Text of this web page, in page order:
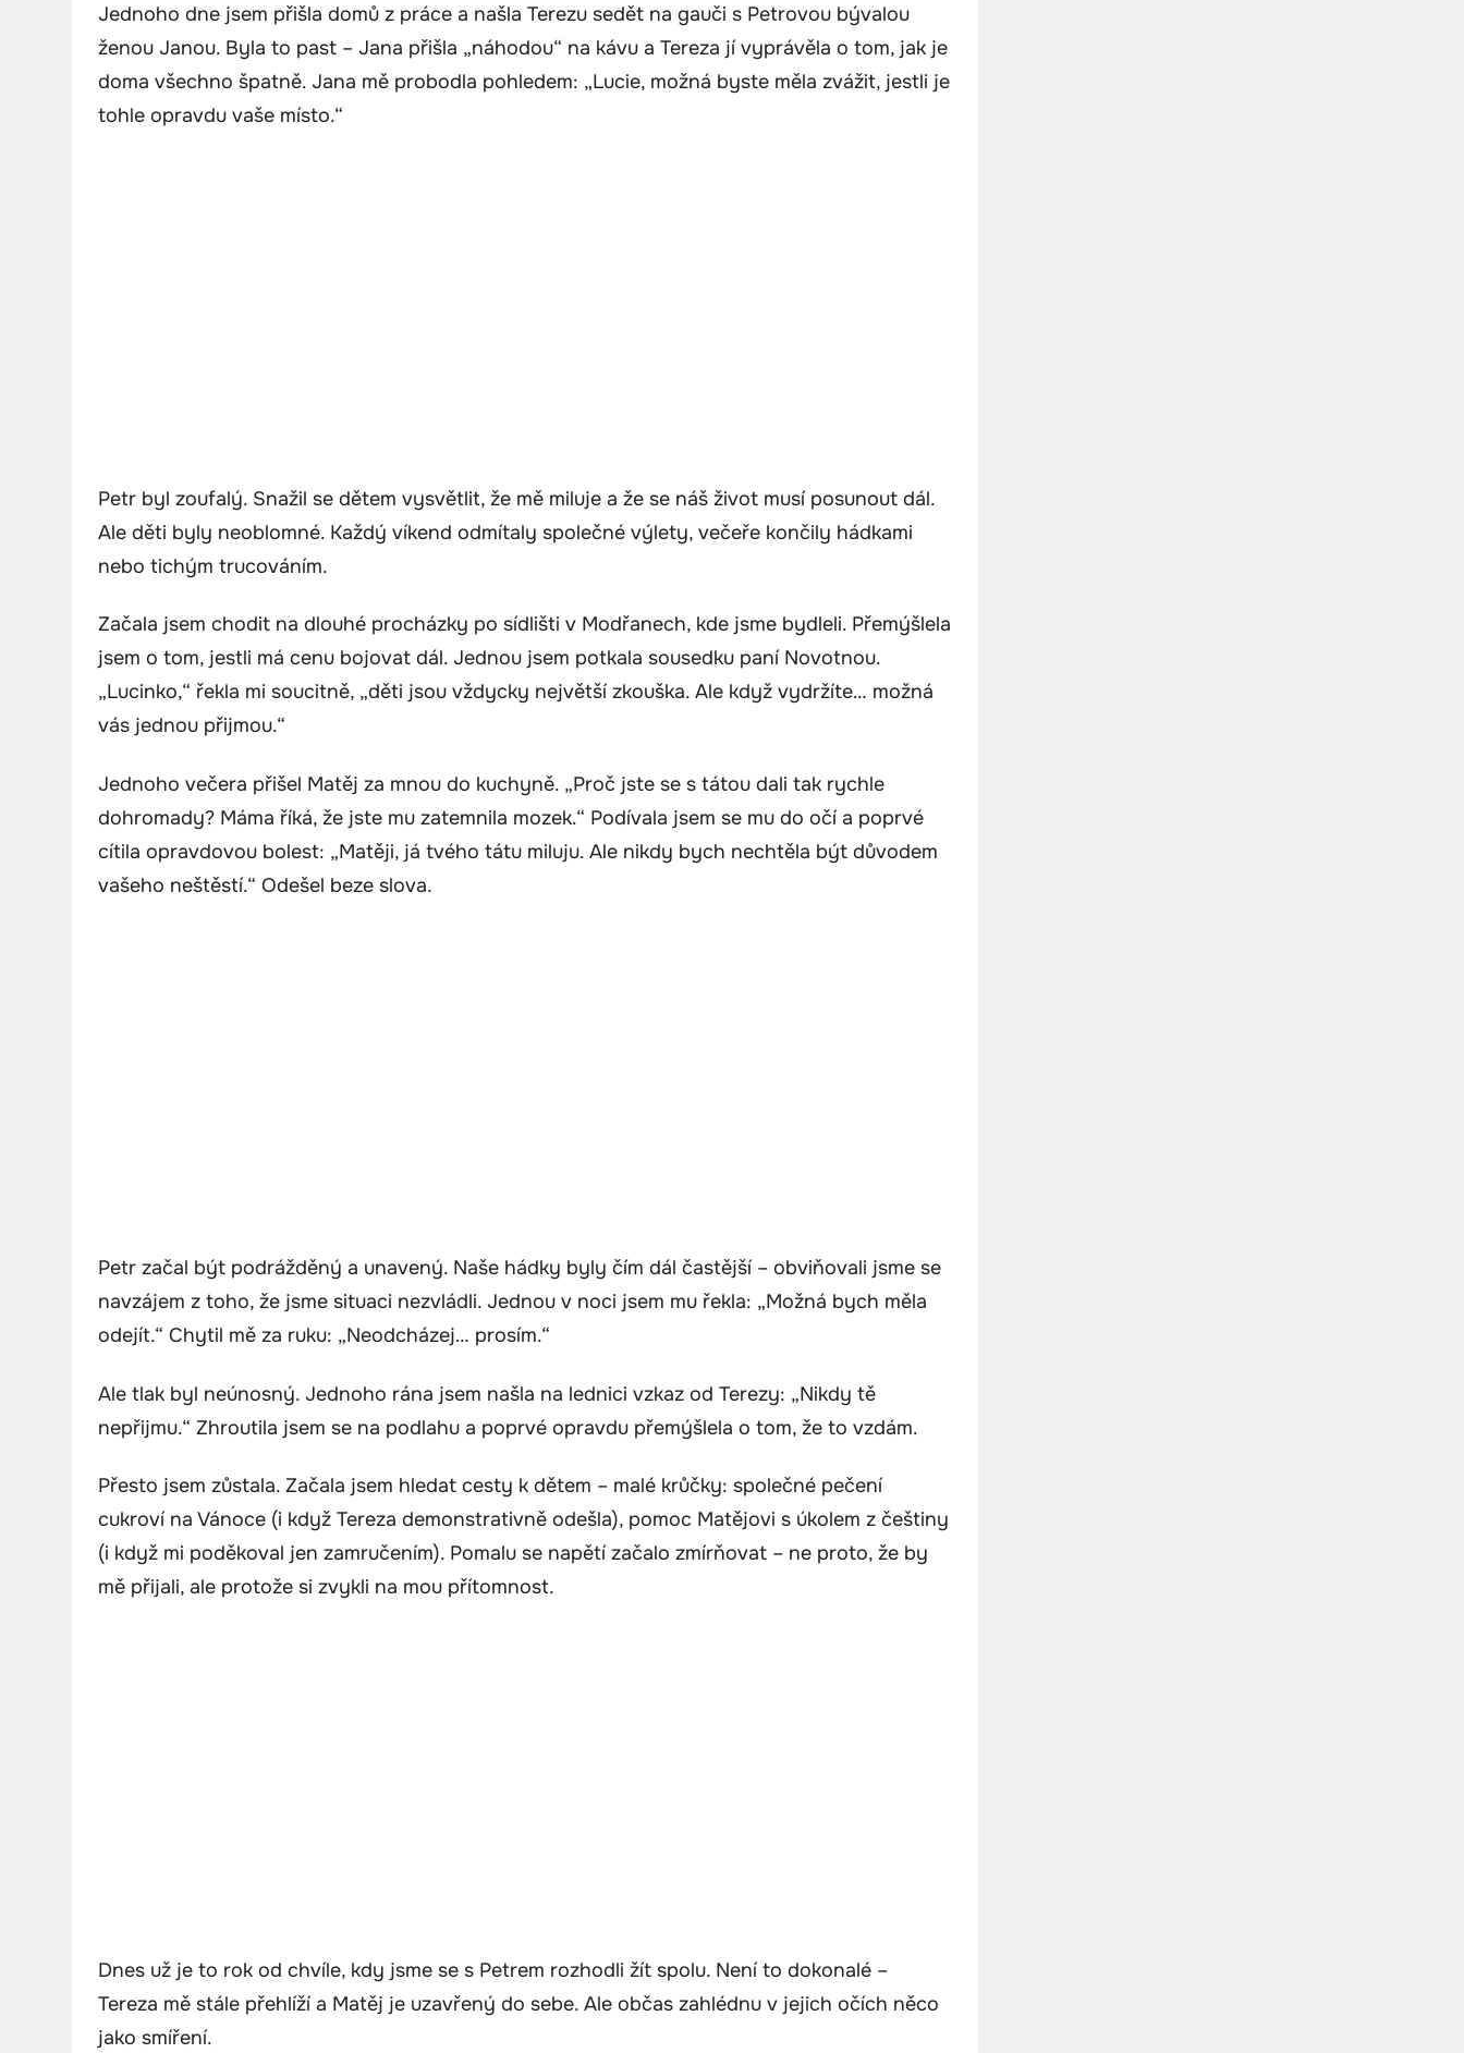
Jednoho dne jsem přišla domů z práce a našla Terezu sedět na gauči s Petrovou bývalou
ženou Janou. Byla to past – Jana přišla „náhodou“ na kávu a Tereza jí vyprávěla o tom, jak je
doma všechno špatně. Jana mě probodla pohledem: „Lucie, možná byste měla zvážit, jestli je
tohle opravdu vaše místo.“
Petr byl zoufalý. Snažil se dětem vysvětlit, že mě miluje a že se náš život musí posunout dál.
Ale děti byly neoblomné. Každý víkend odmítaly společné výlety, večeře končily hádkami
nebo tichým trucováním.
Začala jsem chodit na dlouhé procházky po sídlišti v Modřanech, kde jsme bydleli. Přemýšlela
jsem o tom, jestli má cenu bojovat dál. Jednou jsem potkala sousedku paní Novotnou.
„Lucinko,“ řekla mi soucitně, „děti jsou vždycky největší zkouška. Ale když vydržíte… možná
vás jednou přijmou.“
Jednoho večera přišel Matěj za mnou do kuchyně. „Proč jste se s tátou dali tak rychle
dohromady? Máma říká, že jste mu zatemnila mozek.“ Podívala jsem se mu do očí a poprvé
cítila opravdovou bolest: „Matěji, já tvého tátu miluju. Ale nikdy bych nechtěla být důvodem
vašeho neštěstí.“ Odešel beze slova.
Petr začal být podrážděný a unavený. Naše hádky byly čím dál častější – obviňovali jsme se
navzájem z toho, že jsme situaci nezvládli. Jednou v noci jsem mu řekla: „Možná bych měla
odejít.“ Chytil mě za ruku: „Neodcházej… prosím.“
Ale tlak byl neúnosný. Jednoho rána jsem našla na lednici vzkaz od Terezy: „Nikdy tě
nepřijmu.“ Zhroutila jsem se na podlahu a poprvé opravdu přemýšlela o tom, že to vzdám.
Přesto jsem zůstala. Začala jsem hledat cesty k dětem – malé krůčky: společné pečení
cukroví na Vánoce (i když Tereza demonstrativně odešla), pomoc Matějovi s úkolem z češtiny
(i když mi poděkoval jen zamručením). Pomalu se napětí začalo zmírňovat – ne proto, že by
mě přijali, ale protože si zvykli na mou přítomnost.
Dnes už je to rok od chvíle, kdy jsme se s Petrem rozhodli žít spolu. Není to dokonalé –
Tereza mě stále přehlíží a Matěj je uzavřený do sebe. Ale občas zahlédnu v jejich očích něco
jako smíření.